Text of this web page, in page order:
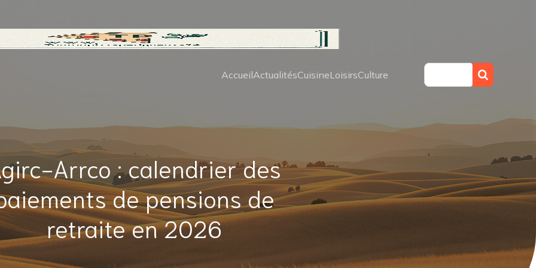
AccueilActualitésCuisineLoisirsCulture
Arrco : calendrier des
de pensions de
retraite en 2026